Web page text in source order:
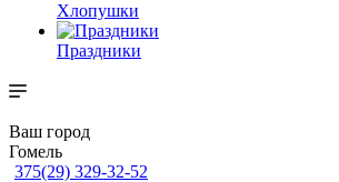
Хлопушки
Праздники
Ваш город
Гомель
375(29) 329-32-52